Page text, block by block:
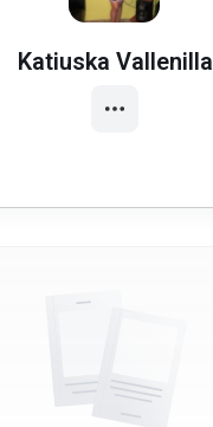
Katiuska Vallenilla